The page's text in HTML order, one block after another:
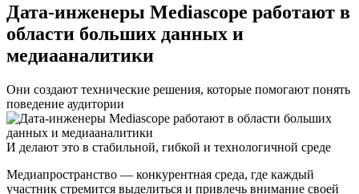
Дата-инженеры Mediascope работают в
области больших данных и
медиааналитики
Они создают технические решения, которые помогают понять
поведение аудитории
И делают это в стабильной, гибкой и технологичной среде
Медиапространство — конкурентная среда, где каждый
участник стремится выделиться и привлечь внимание своей